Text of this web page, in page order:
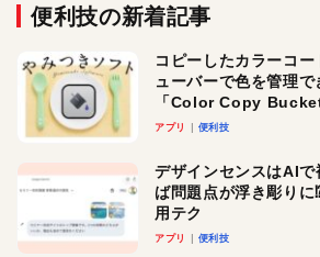
便利技の新着記事
コピーしたカラーコ
ューバーで色を管理
「Color Copy Bucket
アプリ 便利技
デザインセンスはAI
ば問題点が浮き彫り
用テク
アプリ 便利技